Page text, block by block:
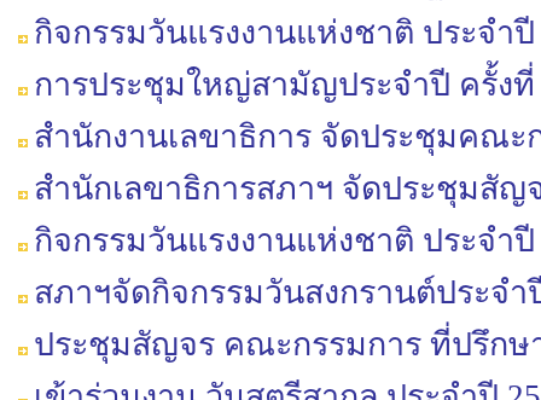
กิจกรรมวันแรงงานแห่งชาติ ประจำปี
การประชุมใหญ่สามัญประจำปี ครั้งที่
สำนักงานเลขาธิการ จัดประชุมคณะ
สำนักเลขาธิการสภาฯ จัดประชุมสั
กิจกรรมวันแรงงานแห่งชาติ ประจำปี
สภาฯจัดกิจกรรมวันสงกรานต์ประจำ
ประชุมสัญจร คณะกรรมการ ที่ปรึก